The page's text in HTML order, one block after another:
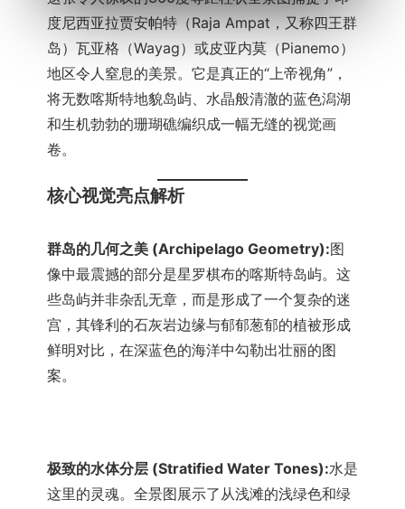
度尼西亚拉贾安帕特（Raja Ampat，又称四王群
岛）瓦亚格（Wayag）或皮亚内莫（Pianemo）
地区令人窒息的美景。它是真正的“上帝视角”，
将无数喀斯特地貌岛屿、水晶般清澈的蓝色潟湖
和生机勃勃的珊瑚礁编织成一幅无缝的视觉画
卷。
核心视觉亮点解析
群岛的几何之美 (Archipelago Geometry):图
像中最震撼的部分是星罗棋布的喀斯特岛屿。这
些岛屿并非杂乱无章，而是形成了一个复杂的迷
宫，其锋利的石灰岩边缘与郁郁葱郁的植被形成
鲜明对比，在深蓝色的海洋中勾勒出壮丽的图
案。
极致的水体分层 (Stratified Water Tones):水是
这里的灵魂。全景图展示了从浅滩的浅绿色和绿